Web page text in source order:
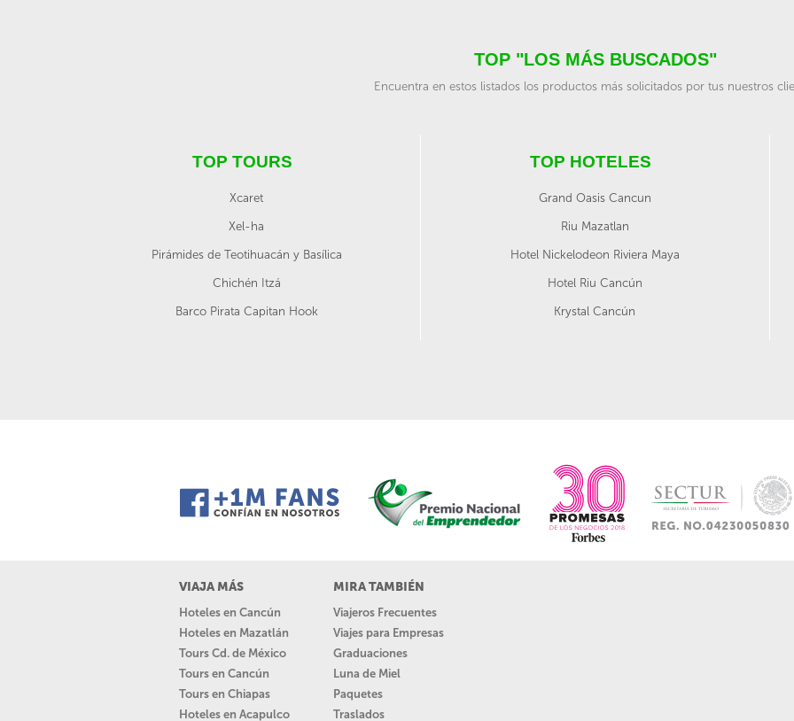
TOP "LOS MÁS BUSCADOS"
Encuentra en estos listados los productos más solicitados por tus nuestros
TOP TOURS
Xcaret
Xel-ha
Pirámides de Teotihuacán y Basílica
Chichén Itzá
Barco Pirata Capitan Hook
TOP HOTELES
Grand Oasis Cancun
Riu Mazatlan
Hotel Nickelodeon Riviera Maya
Hotel Riu Cancún
Krystal Cancún
VIAJA MÁS
Hoteles en Cancún
Hoteles en Mazatlán
Tours Cd. de México
Tours en Cancún
Tours en Chiapas
Hoteles en Acapulco
MIRA TAMBIÉN
Viajeros Frecuentes
Viajes para Empresas
Graduaciones
Luna de Miel
Paquetes
Traslados